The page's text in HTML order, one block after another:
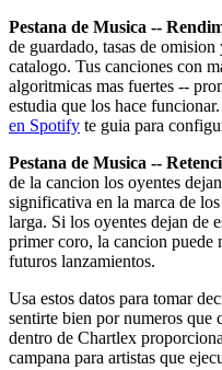
Pestana de Musica --
de guardado, tasas de
catalogo. Tus canciones con
algoritmicas mas fuertes --
estudia que los hace
en Spotify te guia para
Pestana de Musica --
de la cancion los oyentes
significativa en la marca de
larga. Si los oyentes dejan de
primer coro, la cancion puede
futuros lanzamientos.
Usa estos datos para tomar
sentirte bien por numeros que
dentro de Chartlex
campana para artistas que